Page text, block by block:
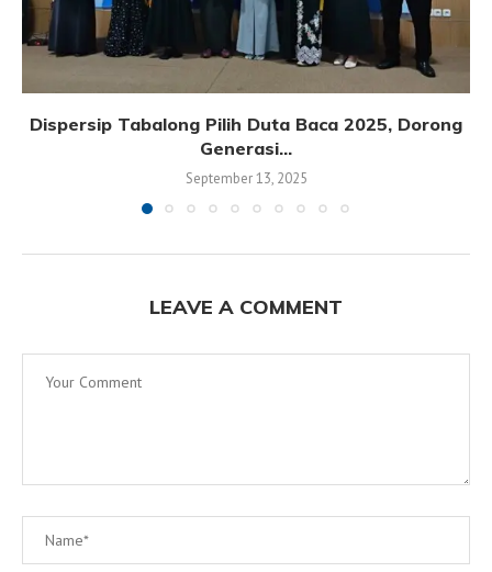
Dispersip Tabalong Pilih Duta Baca 2025, Dorong
Generasi...
September 13, 2025
LEAVE A COMMENT